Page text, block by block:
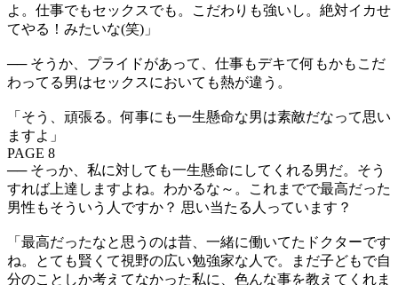
よ。仕事でもセックスでも。こだわりも強いし。絶対イカせ
てやる！みたいな(笑)」
── そうか、プライドがあって、仕事もデキて何もかもこだ
わってる男はセックスにおいても熱が違う。
「そう、頑張る。何事にも一生懸命な男は素敵だなって思い
ますよ」
PAGE 8
── そっか、私に対しても一生懸命にしてくれる男だ。そう
すれば上達しますよね。わかるな～。これまでで最高だった
男性もそういう人ですか？ 思い当たる人っています？
「最高だったなと思うのは昔、一緒に働いてたドクターです
ね。とても賢くて視野の広い勉強家な人で。まだ子どもで自
分のことしか考えてなかった私に、色んな事を教えてくれま